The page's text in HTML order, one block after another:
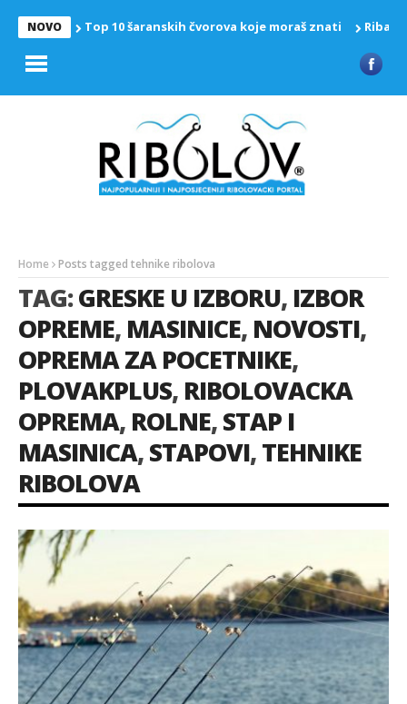
NOVO Top 10 šaranskih čvorova koje moraš znati Riba
Home Posts tagged tehnike ribolova
TAG:GRESKE U IZBORU, IZBOR
OPREME, MASINICE, NOVOSTI,
OPREMA ZA POCETNIKE,
PLOVAKPLUS, RIBOLOVACKA
OPREMA, ROLNE,STAP I
MASINICA,STAPOVI,TEHNIKE
RIBOLOVA